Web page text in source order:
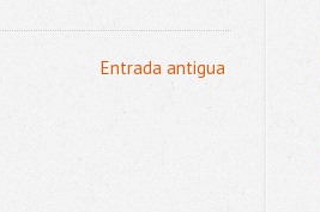
Entrada antigua